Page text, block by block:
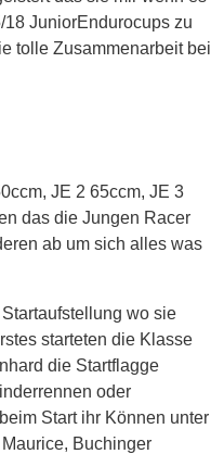
JuniorEndurocups zu
tolle Zusammenarbeit bei
JE 2 65ccm, JE 3
das die Jungen Racer
ab um sich alles was
wo sie
starteten die Klasse
die Startflagge
oder
Start ihr Können unter
Buchinger